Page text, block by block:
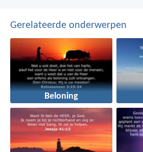
Gerelateerde onderwerpen
Beloning